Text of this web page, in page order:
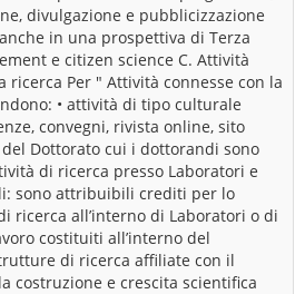
divulgazione e pubblicizzazione
in una prospettiva di Terza
e citizen science C. Attività
ricerca Per " Attività connesse con la
• attività di tipo culturale
convegni, rivista online, sito
Dottorato cui i dottorandi sono
di ricerca presso Laboratori e
sono attribuibili crediti per lo
ricerca all’interno di Laboratori o di
costituiti all’interno del
di ricerca affiliate con il
costruzione e crescita scientifica